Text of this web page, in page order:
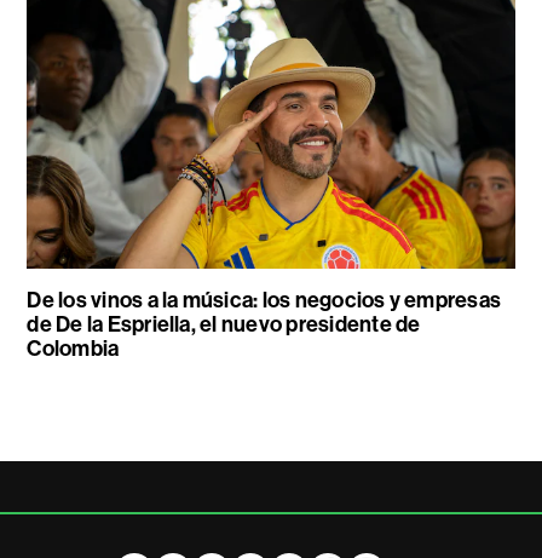
De los vinos a la música: los negocios y empresas
de De la Espriella, el nuevo presidente de
Colombia